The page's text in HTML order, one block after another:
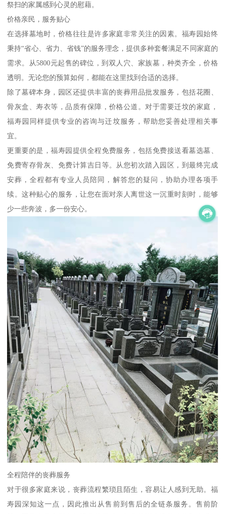
祭扫的家属感到心灵的慰藉。
价格亲民，服务贴心
在选择墓地时，价格往往是许多家庭非常关注的因素。福寿园始终
秉持“省心、省力、省钱”的服务理念，提供多种套餐满足不同家庭的
需求。从5800元起售的碑位，到双人穴、家族墓，种类齐全，价格
透明。无论您的预算如何，都能在这里找到合适的选择。
除了墓碑本身，园区还提供丰富的丧葬用品批发服务，包括花圈、
骨灰盒、寿衣等，品质有保障，价格公道。对于需要迁坟的家庭，
福寿园同样提供专业的咨询与迁坟服务，帮助您妥善处理相关事
宜。
更重要的是，福寿园提供全程免费服务，包括免费接送看墓选墓、
免费寄存骨灰、免费计算吉日等。从您初次踏入园区，到最终完成
安葬，全程都有专业人员陪同，解答您的疑问，协助办理各项手
续。这种贴心的服务，让您在面对亲人离世这一沉重时刻时，能够
少一些奔波，多一份安心。
全程陪伴的丧葬服务
对于很多家庭来说，丧葬流程繁琐且陌生，容易让人感到无助。福
寿园深知这一点，因此推出从售前到售后的全链条服务。售前阶